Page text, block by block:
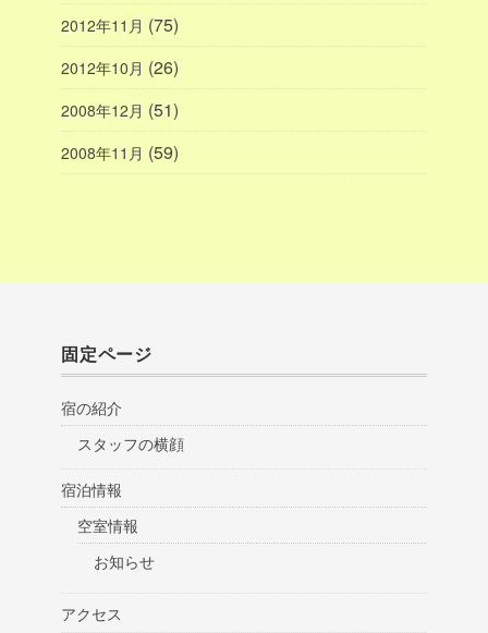
2012年11月 (75)
2012年10月 (26)
2008年12月 (51)
2008年11月 (59)
固定ページ
宿の紹介
スタッフの横顔
宿泊情報
空室情報
お知らせ
アクセス